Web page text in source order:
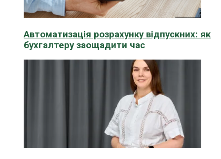
Автоматизація розрахунку відпускних: як
бухгалтеру заощадити час